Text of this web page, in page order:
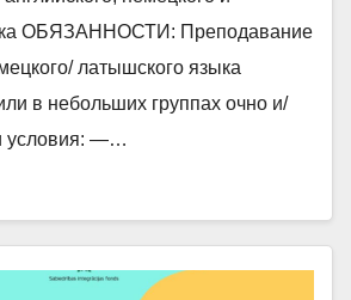
ОБЯЗАННОСТИ: Преподавание
латышского языка
в небольших группах очно и/
условия: —…